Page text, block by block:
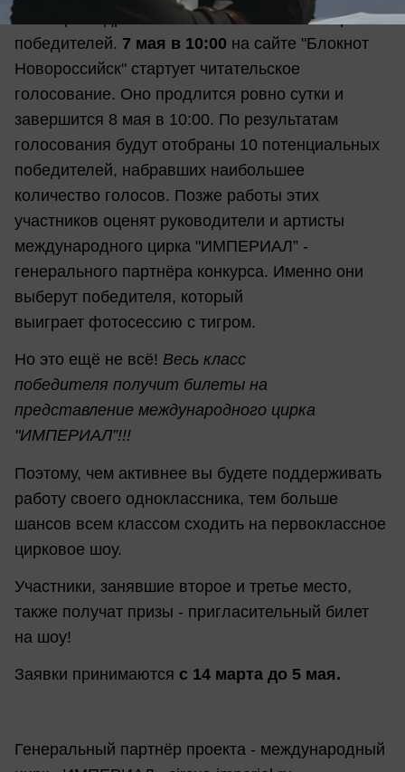
А теперь подробнее о голосовании и выборе
победителей. 7 мая в 10:00 на сайте "Блокнот
Новороссийск" стартует читательское
голосование. Оно продлится ровно сутки и
завершится 8 мая в 10:00. По результатам
голосования будут отобраны 10 потенциальных
победителей, набравших наибольшее
количество голосов. Позже работы этих
участников оценят руководители и артисты
международного цирка "ИМПЕРИАЛ” -
генерального партнёра конкурса. Именно они
выберут победителя, который
выиграет фотосессию с тигром.
Но это ещё не всё! Весь класс
победителя получит билеты на
представление международного цирка
"ИМПЕРИАЛ”!!!
Поэтому, чем активнее вы будете поддерживать
работу своего одноклассника, тем больше
шансов всем классом сходить на первоклассное
цирковое шоу.
Участники, занявшие второе и третье место,
также получат призы - пригласительный билет
на шоу!
Заявки принимаются с 14 марта до 5 мая.
Генеральный партнёр проекта - международный